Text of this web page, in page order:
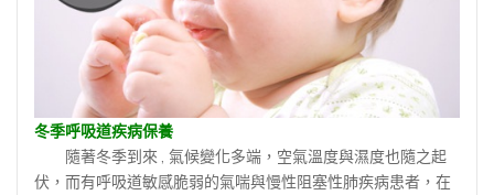
冬季呼吸道疾病保養
隨著冬季到來 , 氣候變化多端，空氣溫度與濕度也隨之起
伏，而有呼吸道敏感脆弱的氣喘與慢性阻塞性肺疾病患者，在